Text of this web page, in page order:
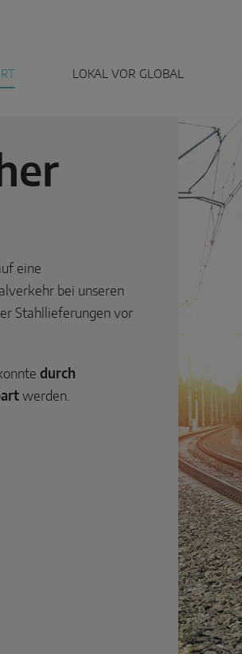
LOKAL VOR GLOBAL
eine
bei unseren
Stahllieferungen vor
durch
werden.